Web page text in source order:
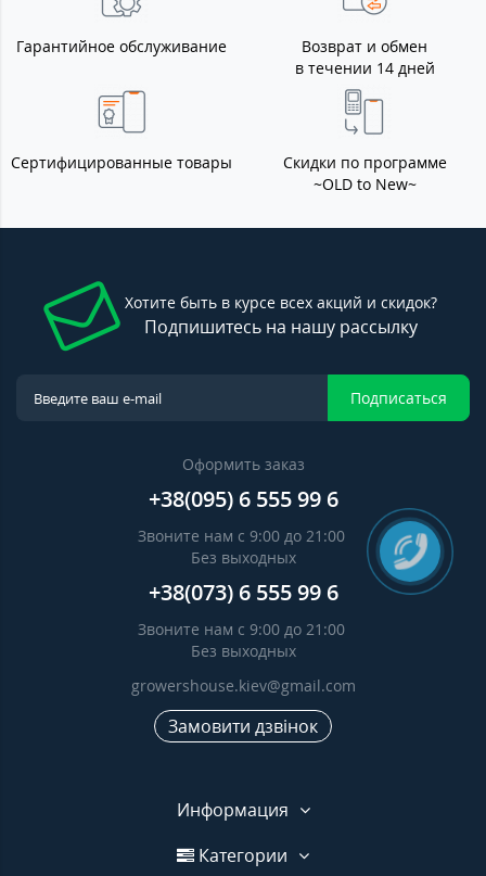
Гарантийное обслуживание
Возврат и обмен
в течении 14 дней
Сертифицированные товары
Скидки по программе
~OLD to New~
Хотите быть в курсе всех акций и скидок?
Подпишитесь на нашу рассылку
Подписаться
Оформить заказ
+38(095) 6 555 99 6
Звоните нам с 9:00 до 21:00
Без выходных
+38(073) 6 555 99 6
Звоните нам с 9:00 до 21:00
Без выходных
growershouse.kiev@gmail.com
Замовити дзвінок
Информация
Категории